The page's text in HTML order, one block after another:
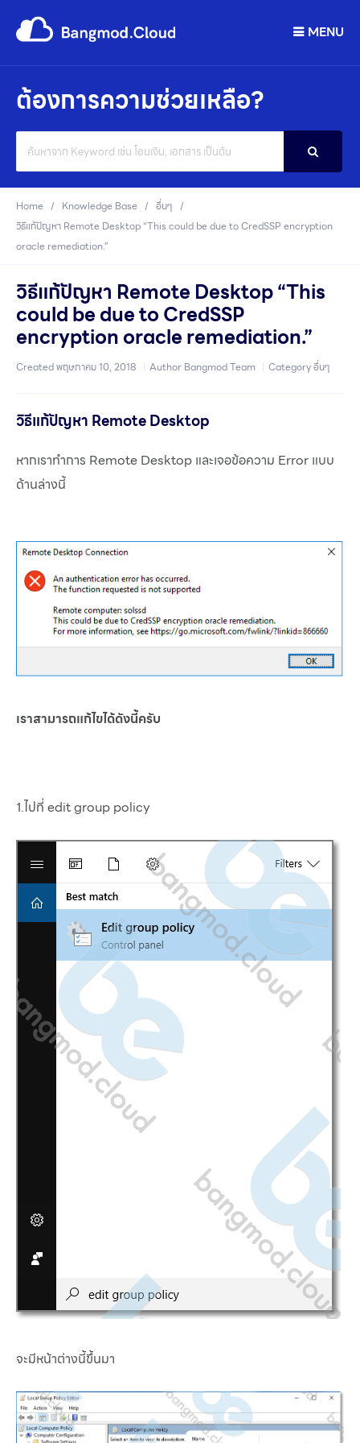
MENU
ต้องการความช่วยเหลือ?
For
Home Knowledge Base
อื่นๆ
วิธีแก้ปัญหา Remote Desktop “This could be due to CredSSP encryption
oracle remediation.”
วิธีแก้ปัญหา Remote Desktop “This
could be due to CredSSP
encryption oracle remediation.”
Createdพฤษภาคม 10, 2018 Author Bangmod Team Categoryอื่นๆ
วิธีแก้ปัญหา Remote Desktop
หากเราทำการ Remote Desktop และเจอข้อความ Error แบบ
ด้านล่างนี้
เราสามารถแก้ไขได้ดังนี้ครับ
1.ไปที่ edit group policy
จะมีหน้าต่างนี้ขึ้นมา